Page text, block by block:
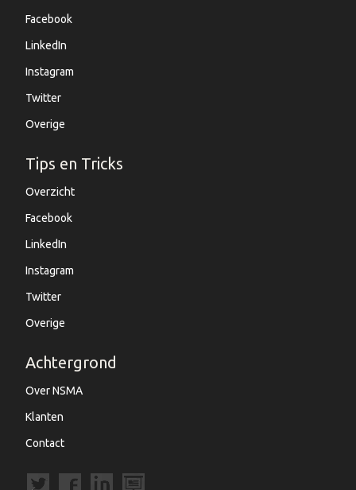
Facebook
LinkedIn
Instagram
Twitter
Overige
Tips en Tricks
Overzicht
Facebook
LinkedIn
Instagram
Twitter
Overige
Achtergrond
Over NSMA
Klanten
Contact